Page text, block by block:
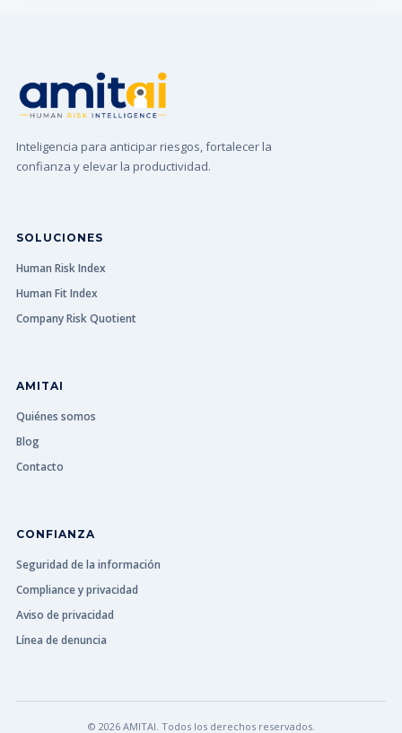
Inteligencia para anticipar riesgos, fortalecer la
confianza y elevar la productividad.
SOLUCIONES
Human Risk Index
Human Fit Index
Company Risk Quotient
AMITAI
Quiénes somos
Blog
Contacto
CONFIANZA
Seguridad de la información
Compliance y privacidad
Aviso de privacidad
Línea de denuncia
© 2026 AMITAI. Todos los derechos reservados.